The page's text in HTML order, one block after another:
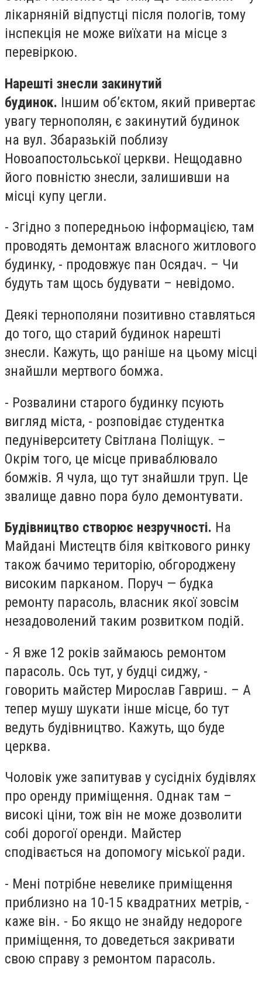
лікарняній відпустці після пологів, тому
інспекція не може виїхати на місце з
перевіркою.
Нарешті знесли закинутий
будинок. Іншим об’єктом, який привертає
увагу тернополян, є закинутий будинок
на вул. Збаразькій поблизу
Новоапостольської церкви. Нещодавно
його повністю знесли, залишивши на
місці купу цегли.
- Згідно з попередньою інформацією, там
проводять демонтаж власного житлового
будинку, - продовжує пан Осядач. – Чи
будуть там щось будувати – невідомо.
Деякі тернополяни позитивно ставляться
до того, що старий будинок нарешті
знесли. Кажуть, що раніше на цьому місці
знайшли мертвого бомжа.
- Розвалини старого будинку псують
вигляд міста, - розповідає студентка
педуніверситету Світлана Поліщук. –
Окрім того, це місце приваблювало
бомжів. Я чула, що тут знайшли труп. Це
звалище давно пора було демонтувати.
Будівництво створює незручності. На
Майдані Мистецтв біля квіткового ринку
також бачимо територію, обгороджену
високим парканом. Поруч — будка
ремонту парасоль, власник якої зовсім
незадоволений таким розвитком подій.
- Я вже 12 років займаюсь ремонтом
парасоль. Ось тут, у будці сиджу, -
говорить майстер Мирослав Гавриш. – А
тепер мушу шукати інше місце, бо тут
ведуть будівництво. Кажуть, що буде
церква.
Чоловік уже запитував у сусідніх будівлях
про оренду приміщення. Однак там –
високі ціни, тож він не може дозволити
собі дорогої оренди. Майстер
сподівається на допомогу міської ради.
- Мені потрібне невелике приміщення
приблизно на 10-15 квадратних метрів, -
каже він. - Бо якщо не знайду недороге
приміщення, то доведеться закривати
свою справу з ремонтом парасоль.